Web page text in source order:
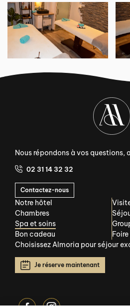
Nous répondons à vos questions,
02 31 14 32 32
Contactez-nous
Notre hôtel
Chambres
Spa et soins
Bon cadeau
Choisissez Almoria pour séjour
Je réserve maintenant